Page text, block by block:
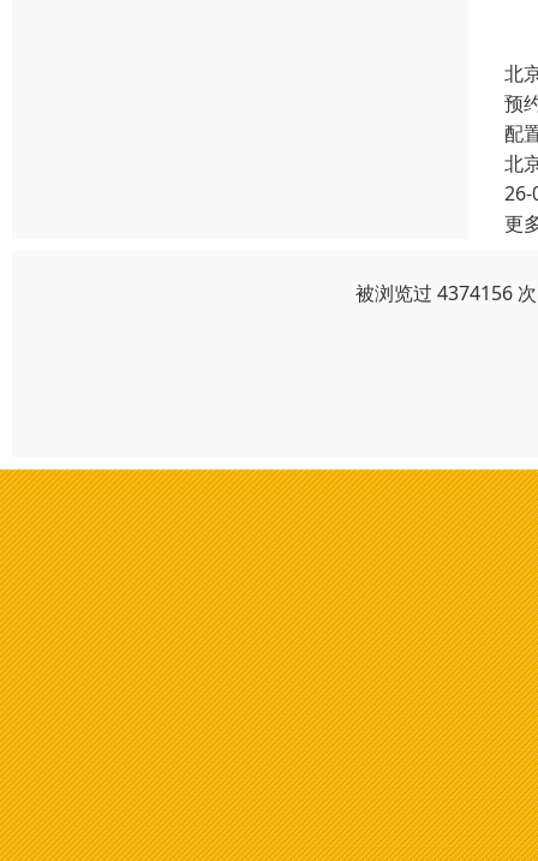
北
预
配
北
26-
更
被浏览过 4374156